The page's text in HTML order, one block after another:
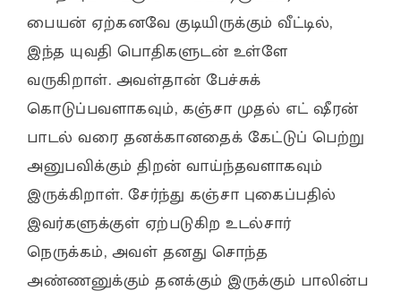
பையன் ஏற்கனவே குடியிருக்கும் வீட்டில்,
இந்த யுவதி பொதிகளுடன் உள்ளே
வருகிறாள். அவள்தான் பேச்சுக்
கொடுப்பவளாகவும், கஞ்சா முதல் எட் ஷீரன்
பாடல் வரை தனக்கானதைக் கேட்டுப் பெற்று
அனுபவிக்கும் திறன் வாய்ந்தவளாகவும்
இருக்கிறாள். சேர்ந்து கஞ்சா புகைப்பதில்
இவர்களுக்குள் ஏற்படுகிற உடல்சார்
நெருக்கம், அவள் தனது சொந்த
அண்ணனுக்கும் தனக்கும் இருக்கும் பாலின்ப